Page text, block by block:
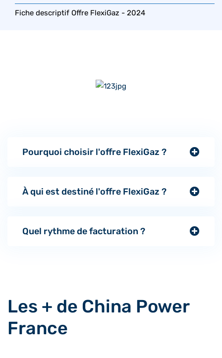
Fiche descriptif Offre FlexiGaz - 2024
Pourquoi choisir l'offre FlexiGaz ?
À qui est destiné l'offre FlexiGaz ?
Quel rythme de facturation ?
Les + de China Power
France